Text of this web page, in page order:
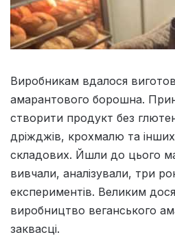
Виробникам вдалося
амарантового борошна.
створити продукт без
дріжджів, крохмалю та
складових. Йшли до цього
вивчали, аналізували, три
експериментів. Великим
виробництво веганського
заквасці.